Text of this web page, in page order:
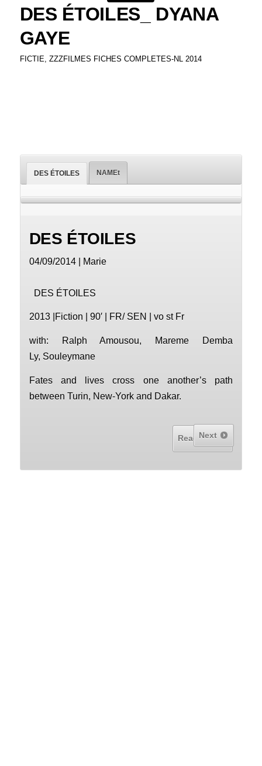
DES ÉTOILES_ DYANA
GAYE
FICTIE ZZZFILMES FICHES COMPLETES-NL 2014
DES ÉTOILES NAMEt
DES ÉTOILES
04/09/2014 | Marie
DES ÉTOILES
2013 |Fiction | 90′ | FR/ SEN | vo st Fr
with: Ralph Amousou, Mareme Demba
Ly, Souleymane
Fates and lives cross one another’s path
between Turin, New-York and Dakar.
Read More...
Next